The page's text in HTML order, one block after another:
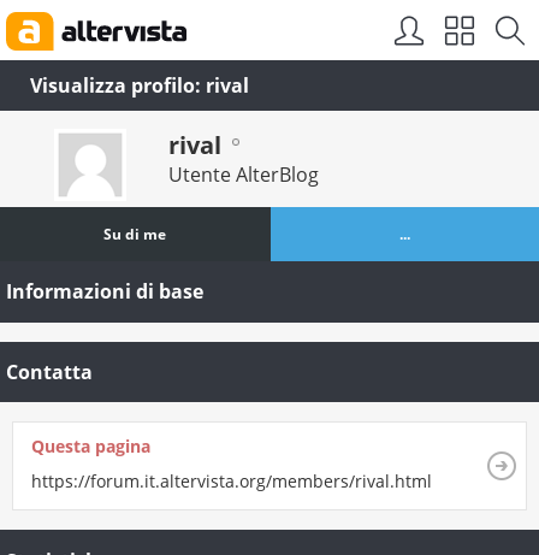
Visualizza profilo: rival
rival
Utente AlterBlog
Su di me ...
Informazioni di base
Contatta
Questa pagina
https://forum.it.altervista.org/members/rival.html